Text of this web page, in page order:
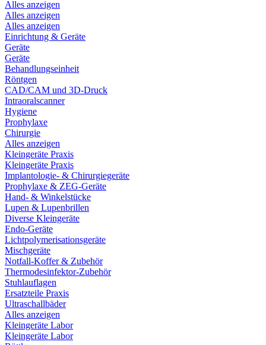
Alles anzeigen
Alles anzeigen
Alles anzeigen
Einrichtung & Geräte
Geräte
Geräte
Behandlungseinheit
Röntgen
CAD/CAM und 3D-Druck
Intraoralscanner
Hygiene
Prophylaxe
Chirurgie
Alles anzeigen
Kleingeräte Praxis
Kleingeräte Praxis
Implantologie- & Chirurgiegeräte
Prophylaxe & ZEG-Geräte
Hand- & Winkelstücke
Lupen & Lupenbrillen
Diverse Kleingeräte
Endo-Geräte
Lichtpolymerisationsgeräte
Mischgeräte
Notfall-Koffer & Zubehör
Thermodesinfektor-Zubehör
Stuhlauflagen
Ersatzteile Praxis
Ultraschallbäder
Alles anzeigen
Kleingeräte Labor
Kleingeräte Labor